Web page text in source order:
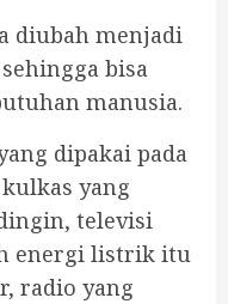
diubah menjadi
bisa
manusia.
dipakai pada
yang
televisi
energi listrik itu
radio yang